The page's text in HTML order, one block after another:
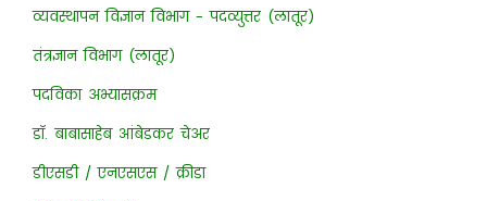
व्यवस्थापन विज्ञान विभाग - पदव्युत्तर (लातूर)
तंत्रज्ञान विभाग (लातूर)
पदविका अभ्यासक्रम
डॉ. बाबासाहेब आंबेडकर चेअर
डीएसडी / एनएसएस / क्रीडा